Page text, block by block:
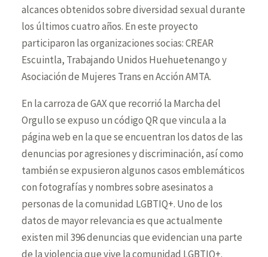
alcances obtenidos sobre diversidad sexual durante
los últimos cuatro años. En este proyecto
participaron las organizaciones socias: CREAR
Escuintla, Trabajando Unidos Huehuetenango y
Asociación de Mujeres Trans en Acción AMTA.
En la carroza de GAX que recorrió la Marcha del
Orgullo se expuso un código QR que vincula a la
página web en la que se encuentran los datos de las
denuncias por agresiones y discriminación, así como
también se expusieron algunos casos emblemáticos
con fotografías y nombres sobre asesinatos a
personas de la comunidad LGBTIQ+. Uno de los
datos de mayor relevancia es que actualmente
existen mil 396 denuncias que evidencian una parte
de la violencia que vive la comunidad LGBTIQ+.